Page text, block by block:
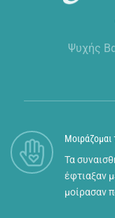
Ψυχής
Μοιράζομαι
Τα
έφτιαξαν
μοίρασαν